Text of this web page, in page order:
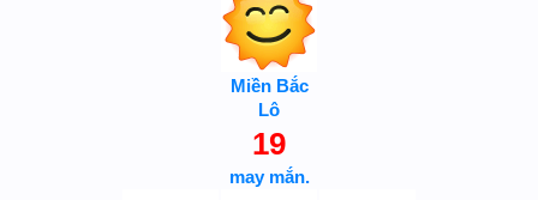
Miền Bắc
Lô
19
may mắn.